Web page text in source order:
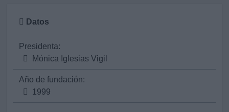
Datos
Presidenta:
Mónica Iglesias Vigil
Año de fundación:
1999